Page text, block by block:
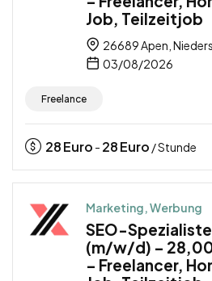
Job, Teilzeitjob
26689 Apen,
03/08/2026
Freelance
28Euro - 28Euro / Stunde
Marketing, Werbung
SEO-
(m/w/d) –
– Freelancer,